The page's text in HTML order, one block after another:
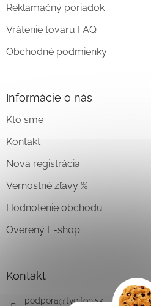
Reklamačný poriadok
Vrátenie tovaru FAQ
Obchodné podmienky
Informácie o nás
Kto sme
Kontakt
Nová registrácia
Vernostné zľavy %
Hodnotenie obchodu
Overený E-shop
Kontakt
podpora@tvojfon.sk